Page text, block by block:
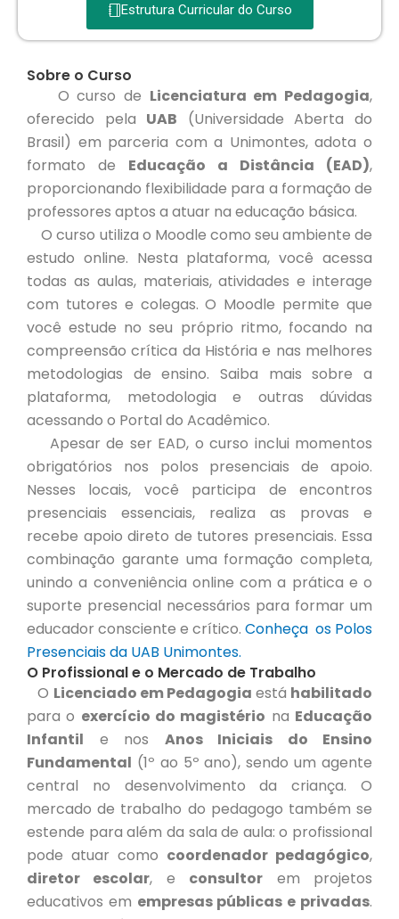
Estrutura Curricular do Curso
Sobre o Curso
O curso de Licenciatura em Pedagogia,
oferecido pela UAB (Universidade Aberta do
Brasil) em parceria com a Unimontes, adota o
formato de Educação a Distância (EAD),
proporcionando flexibilidade para a formação de
professores aptos a atuar na educação básica.
O curso utiliza o Moodle como seu ambiente de
estudo online. Nesta plataforma, você acessa
todas as aulas, materiais, atividades e interage
com tutores e colegas. O Moodle permite que
você estude no seu próprio ritmo, focando na
compreensão crítica da História e nas melhores
metodologias de ensino. Saiba mais sobre a
plataforma, metodologia e outras dúvidas
acessando o Portal do Acadêmico.
Apesar de ser EAD, o curso inclui momentos
obrigatórios nos polos presenciais de apoio.
Nesses locais, você participa de encontros
presenciais essenciais, realiza as provas e
recebe apoio direto de tutores presenciais. Essa
combinação garante uma formação completa,
unindo a conveniência online com a prática e o
suporte presencial necessários para formar um
educador consciente e crítico. Conheça os Polos
Presenciais da UAB Unimontes.
O Profissional e o Mercado de Trabalho
O Licenciado em Pedagogia está habilitado
para o exercício do magistério na Educação
Infantil e nos Anos Iniciais do Ensino
Fundamental (1º ao 5º ano), sendo um agente
central no desenvolvimento da criança. O
mercado de trabalho do pedagogo também se
estende para além da sala de aula: o profissional
pode atuar como coordenador pedagógico,
diretor escolar, e consultor em projetos
educativos em empresas públicas e privadas.